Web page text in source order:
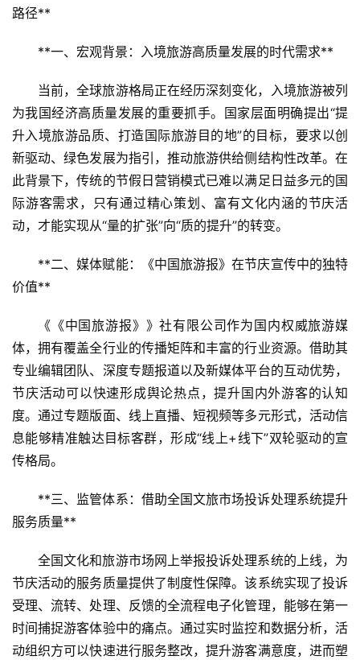
路径**
**一、宏观背景：入境旅游高质量发展的时代需求**
当前，全球旅游格局正在经历深刻变化，入境旅游被列
为我国经济高质量发展的重要抓手。国家层面明确提出“提
升入境旅游品质、打造国际旅游目的地”的目标，要求以创
新驱动、绿色发展为指引，推动旅游供给侧结构性改革。在
此背景下，传统的节假日营销模式已难以满足日益多元的国
际游客需求，只有通过精心策划、富有文化内涵的节庆活
动，才能实现从“量的扩张”向“质的提升”的转变。
**二、媒体赋能：《中国旅游报》在节庆宣传中的独特
价值**
《《中国旅游报》》社有限公司作为国内权威旅游媒
体，拥有覆盖全行业的传播矩阵和丰富的行业资源。借助其
专业编辑团队、深度专题报道以及新媒体平台的互动优势，
节庆活动可以快速形成舆论热点，提升国内外游客的认知
度。通过专题版面、线上直播、短视频等多元形式，活动信
息能够精准触达目标客群，形成“线上+线下”双轮驱动的宣
传格局。
**三、监管体系：借助全国文旅市场投诉处理系统提升
服务质量**
全国文化和旅游市场网上举报投诉处理系统的上线，为
节庆活动的服务质量提供了制度性保障。该系统实现了投诉
受理、流转、处理、反馈的全流程电子化管理，能够在第一
时间捕捉游客体验中的痛点。通过实时监控和数据分析，活
动组织方可以快速进行服务整改，提升游客满意度，进而塑